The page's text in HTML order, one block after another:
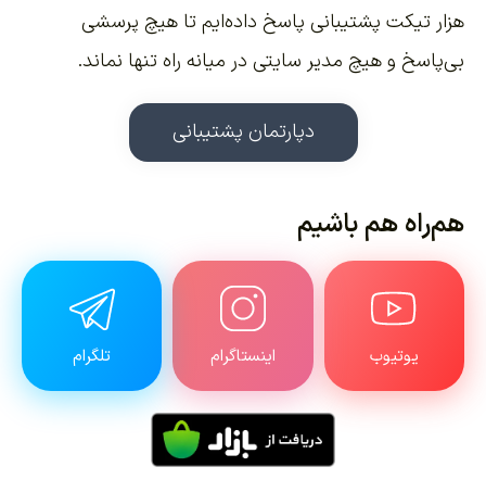
تیکت پشتیبانی پاسخ داده‌ایم تا هیچ پرسشی
و هیچ مدیر سایتی در میانه راه تنها نماند.
دپارتمان پشتیبانی
هم باشیم
یوتیوب اینستاگرام تلگرام